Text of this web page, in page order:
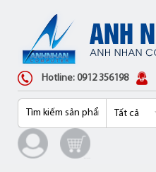
Hotline: 0912 356198